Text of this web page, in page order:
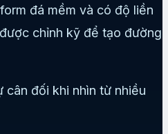
đá mềm và có độ liền
chỉnh kỹ để tạo đường
đối khi nhìn từ nhiều